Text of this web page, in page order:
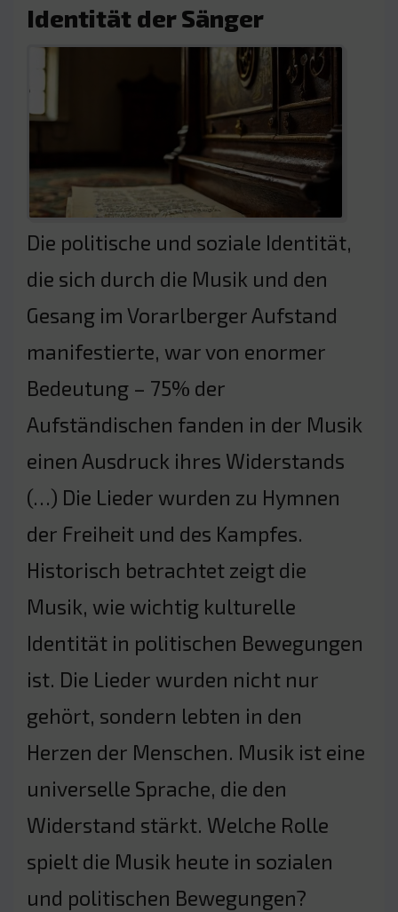
Identität der Sänger
Die politische und soziale Identität,
die sich durch die Musik und den
Gesang im Vorarlberger Aufstand
manifestierte, war von enormer
Bedeutung – 75% der
Aufständischen fanden in der Musik
einen Ausdruck ihres Widerstands
(…) Die Lieder wurden zu Hymnen
der Freiheit und des Kampfes.
Historisch betrachtet zeigt die
Musik, wie wichtig kulturelle
Identität in politischen Bewegungen
ist. Die Lieder wurden nicht nur
gehört, sondern lebten in den
Herzen der Menschen. Musik ist eine
universelle Sprache, die den
Widerstand stärkt. Welche Rolle
spielt die Musik heute in sozialen
und politischen Bewegungen?